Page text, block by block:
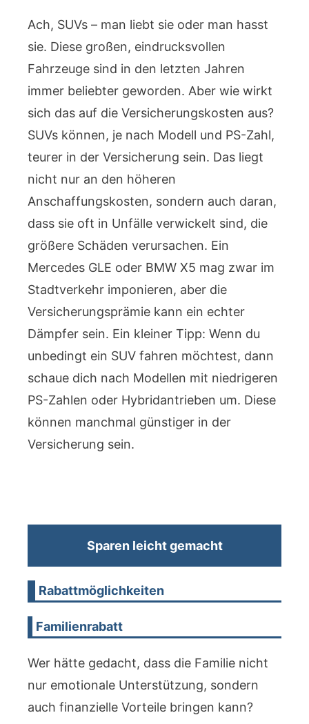
Ach, SUVs – man liebt sie oder man hasst
sie. Diese großen, eindrucksvollen
Fahrzeuge sind in den letzten Jahren
immer beliebter geworden. Aber wie wirkt
sich das auf die Versicherungskosten aus?
SUVs können, je nach Modell und PS-Zahl,
teurer in der Versicherung sein. Das liegt
nicht nur an den höheren
Anschaffungskosten, sondern auch daran,
dass sie oft in Unfälle verwickelt sind, die
größere Schäden verursachen. Ein
Mercedes GLE oder BMW X5 mag zwar im
Stadtverkehr imponieren, aber die
Versicherungsprämie kann ein echter
Dämpfer sein. Ein kleiner Tipp: Wenn du
unbedingt ein SUV fahren möchtest, dann
schaue dich nach Modellen mit niedrigeren
PS-Zahlen oder Hybridantrieben um. Diese
können manchmal günstiger in der
Versicherung sein.
Sparen leicht gemacht
Rabattmöglichkeiten
Familienrabatt
Wer hätte gedacht, dass die Familie nicht
nur emotionale Unterstützung, sondern
auch finanzielle Vorteile bringen kann?